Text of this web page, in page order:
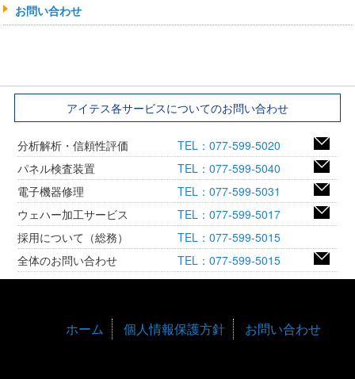
お問い合わせ
アイテス各サービスについてのお問い合わせ
分析解析・信頼性評価
TEL：077-599-5020
パネル検査装置
TEL：077-599-5040
電子機器修理
TEL：077-599-5031
ウェハー加工サービス
TEL：077-599-5017
採用について（総務）
TEL：077-599-5015
全体のお問い合わせ
TEL：077-599-5015
ホーム 個人情報保護方針 お問い合わせ